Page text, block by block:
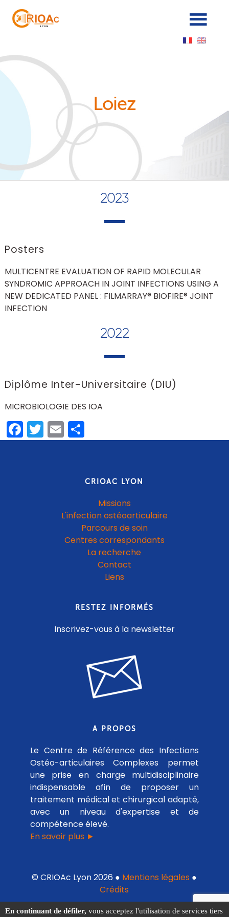
Loiez
2023
Posters
MULTICENTRE EVALUATION OF RAPID MOLECULAR
SYNDROMIC APPROACH IN JOINT INFECTIONS USING A
NEW DEDICATED PANEL : FILMARRAY® BIOFIRE® JOINT
INFECTION
2022
Diplôme Inter-Universitaire (DIU)
MICROBIOLOGIE DES IOA
Facebook
Twitter
EmailPartager
CRIOAC LYON
Missions
L'infection ostéoarticulaire
Parcours de soin
Centres correspondants
La recherche
Contact
Liens
RESTEZ INFORMÉS
Inscrivez-vous à la newsletter
A PROPOS
Le Centre de Référence des Infections
Ostéo-articulaires Complexes permet
une prise en charge multidisciplinaire
indispensable afin de proposer un
traitement médical et chirurgical adapté,
avec un niveau d'expertise et de
compétence élevé.
En savoir plus ►
© CRIOAc Lyon 2026 ● Mentions légales ●
Crédits
Panneau de gestion des cookies
En continuant de défiler, vous acceptez l'utilisation de services tiers